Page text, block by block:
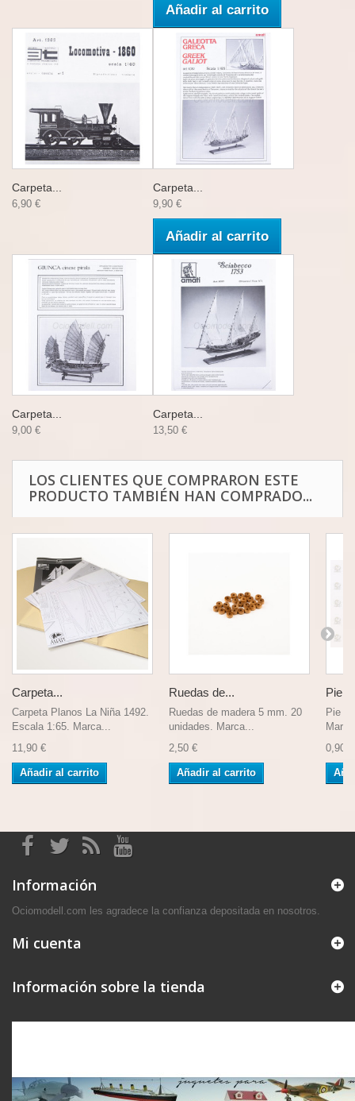
Añadir al carrito
Carpeta...
6,90 €
Carpeta...
9,90 €
Añadir al carrito
Carpeta...
9,00 €
Carpeta...
13,50 €
LOS CLIENTES QUE COMPRARON ESTE
PRODUCTO TAMBIÉN HAN COMPRADO...
Carpeta...
Carpeta Planos La Niña 1492.
Escala 1:65. Marca...
11,90 €
Añadir al carrito
Ruedas de...
Ruedas de madera 5 mm. 20
unidades. Marca...
2,50 €
Añadir al carrito
Pie
Pie
0,90 €
Información
Ociomodell.com les agradece la confianza depositada en nosotros.
Mi cuenta
Información sobre la tienda